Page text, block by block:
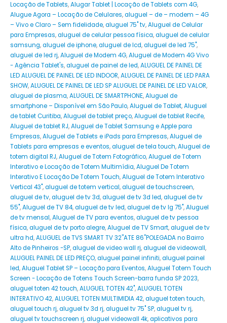
Locação de Tablets,Alugar Tablet | Locação de Tablets com 4G,
Alugue Agora – Locação de Celulares,aluguel – de – modem – 4G
– Vivo e Claro – Sem fidelidade,aluguel 75" tv,Aluguel de Celular
para Empresas,aluguel de celular pessoa física,aluguel de celular
samsung,aluguel de iphone,aluguel de lcd,aluguel de led 75",
aluguel de led rj,Aluguel de Modem 4G,Aluguel de Modem 4G Vivo
- Agência Tablet's,aluguel de painel de led,ALUGUEL DE PAINEL DE
LED ALUGUEL DE PAINEL DE LED INDOOR,ALUGUEL DE PAINEL DE LED PARA
SHOW,ALUGUEL DE PAINEL DE LED SP ALUGUEL DE PAINEL DE LED VALOR,
aluguel de plasma,ALUGUEL DE SMARTPHONE,Aluguel de
smartphone – Disponível em São Paulo,Aluguel de Tablet,Aluguel
de tablet Curitiba,Aluguel de tablet preço,Aluguel de tablet Recife,
Aluguel de tablet RJ,Aluguel de Tablet Samsung e Apple para
Empresas,Aluguel de Tablets e iPads para Empresas,Aluguel de
Tablets para empresas e eventos,aluguel de tela touch,Aluguel de
totem digital RJ,Aluguel de Totem Fotográfico,Aluguel de Totem
Interativo e Locação de Totem Multimídia,Aluguel De Totem
Interativo E Locação De Totem Touch,Aluguel de Totem Interativo
Vertical 43",aluguel de totem vertical,aluguel de touchscreen,
aluguel de tv,aluguel de tv 3d,aluguel de tv 3d led,aluguel de tv
55",Aluguel de TV 84,aluguel de tv led,aluguel de tv lg 75",Aluguel
de tv mensal,Aluguel de TV para eventos,aluguel de tv pessoa
física,aluguel de tv porto alegre,Aluguel de TV Smart,aluguel de tv
ultra hd,ALUGUEL de TVS SMART TV 32''ATE 86''POLEGADA no Bairro‎
Alto de Pinheiros‎ -SP,aluguel de video wall rj,aluguel de videowall,
ALUGUEL PAINEL DE LED PREÇO,aluguel painel infiniti,aluguel painel
led,Aluguel Tablet SP – Locação para Eventos,Aluguel Totem Touch
Screen - Locação de Totens Touch Screen-barra funda SP 2023,
aluguel toten 42 touch,ALUGUEL TOTEN 42",ALUGUEL TOTEN
INTERATIVO 42,ALUGUEL TOTEN MULTIMIDIA 42,aluguel toten touch,
aluguel touch rj,aluguel tv 3d rj,aluguel tv 75" SP,aluguel tv rj,
aluguel tv touchscreen rj,aluguel videowall 4k,aplicativos para